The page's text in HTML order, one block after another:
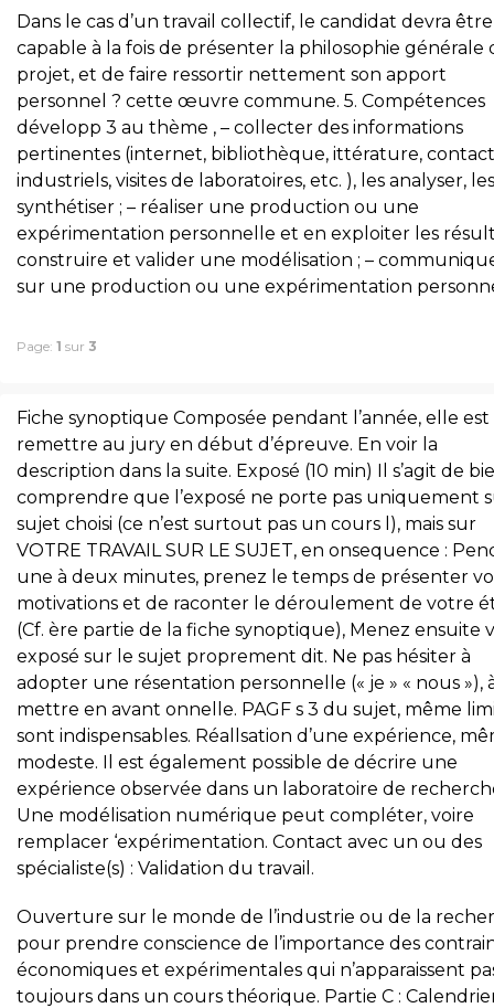
Dans le cas d’un travail collectif, le candidat devra être
capable à la fois de présenter la philosophie générale
projet, et de faire ressortir nettement son apport
personnel ? cette œuvre commune. 5. Compétences
développ 3 au thème , – collecter des informations
pertinentes (internet, bibliothèque, ittérature,
industriels, visites de laboratoires, etc. ), les analyser, les
synthétiser ; – réaliser une production ou une
expérimentation personnelle et en exploiter les
construire et valider une modélisation ; –
sur une production ou une expérimentation
Page: 1 sur 3
Fiche synoptique Composée pendant l’année, elle est
remettre au jury en début d’épreuve. En voir la
description dans la suite. Exposé (10 min) Il s’agit de
comprendre que l’exposé ne porte pas uniquement
sujet choisi (ce n’est surtout pas un cours l), mais sur
VOTRE TRAVAIL SUR LE SUJET, en onsequence :
une à deux minutes, prenez le temps de présenter
motivations et de raconter le déroulement de votre
(Cf. ère partie de la fiche synoptique), Menez ensuite
exposé sur le sujet proprement dit. Ne pas hésiter à
adopter une résentation personnelle (« je » « nous »),
mettre en avant onnelle. PAGF s 3 du sujet, même
sont indispensables. Réallsation d’une expérience,
modeste. Il est également possible de décrire une
expérience observée dans un laboratoire de
Une modélisation numérique peut compléter, voire
remplacer ‘expérimentation. Contact avec un ou des
spécialiste(s) : Validation du travail.
Ouverture sur le monde de l’industrie ou de la
pour prendre conscience de l’importance des
économiques et expérimentales qui n’apparaissent
toujours dans un cours théorique. Partie C :